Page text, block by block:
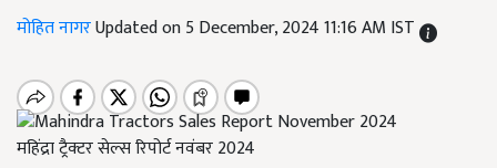
मोहित नागरUpdated on 5 December, 2024 11:16 AM IST
महिंद्रा ट्रैक्टर सेल्स रिपोर्ट नवंबर 2024